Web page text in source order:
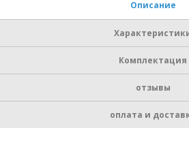
Описание
Комплектация
отзывы
оплата и